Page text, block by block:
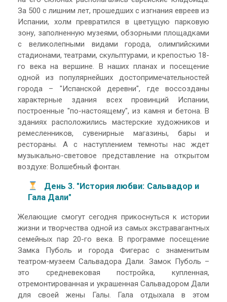
За 500 с лишним лет, прошедших с изгнания евреев из
Испании, холм превратился в цветущую парковую
зону, заполненную музеями, обзорными площадками
с великолепными видами города, олимпийскими
стадионами, театрами, скульптурами, и крепостью 18-
го века на вершине. В наших планах и посещение
одной из популярнейших достопримечательностей
города – "Испанской деревни", где воссозданы
характерные здания всех провинций Испании,
построенные "по-настоящему", из камня и бетона. В
зданиях расположились мастерские художников и
ремесленников, сувенирные магазины, бары и
рестораны. А с наступлением темноты нас ждет
музыкально-световое представление на открытом
воздухе: Волшебный фонтан.
День 3. "История любви: Сальвадор и
Гала Дали"
Желающие смогут сегодня прикоснуться к истории
жизни и творчества одной из самых экстравагантных
семейных пар 20-го века. В программе посещение
Замка Пуболь и города Фигерас с знаменитым
театром-музеем Сальвадора Дали. Замок Пуболь –
это средневековая постройка, купленная,
отремонтированная и украшенная Сальвадором Дали
для своей жены Галы. Гала отдыхала в этом